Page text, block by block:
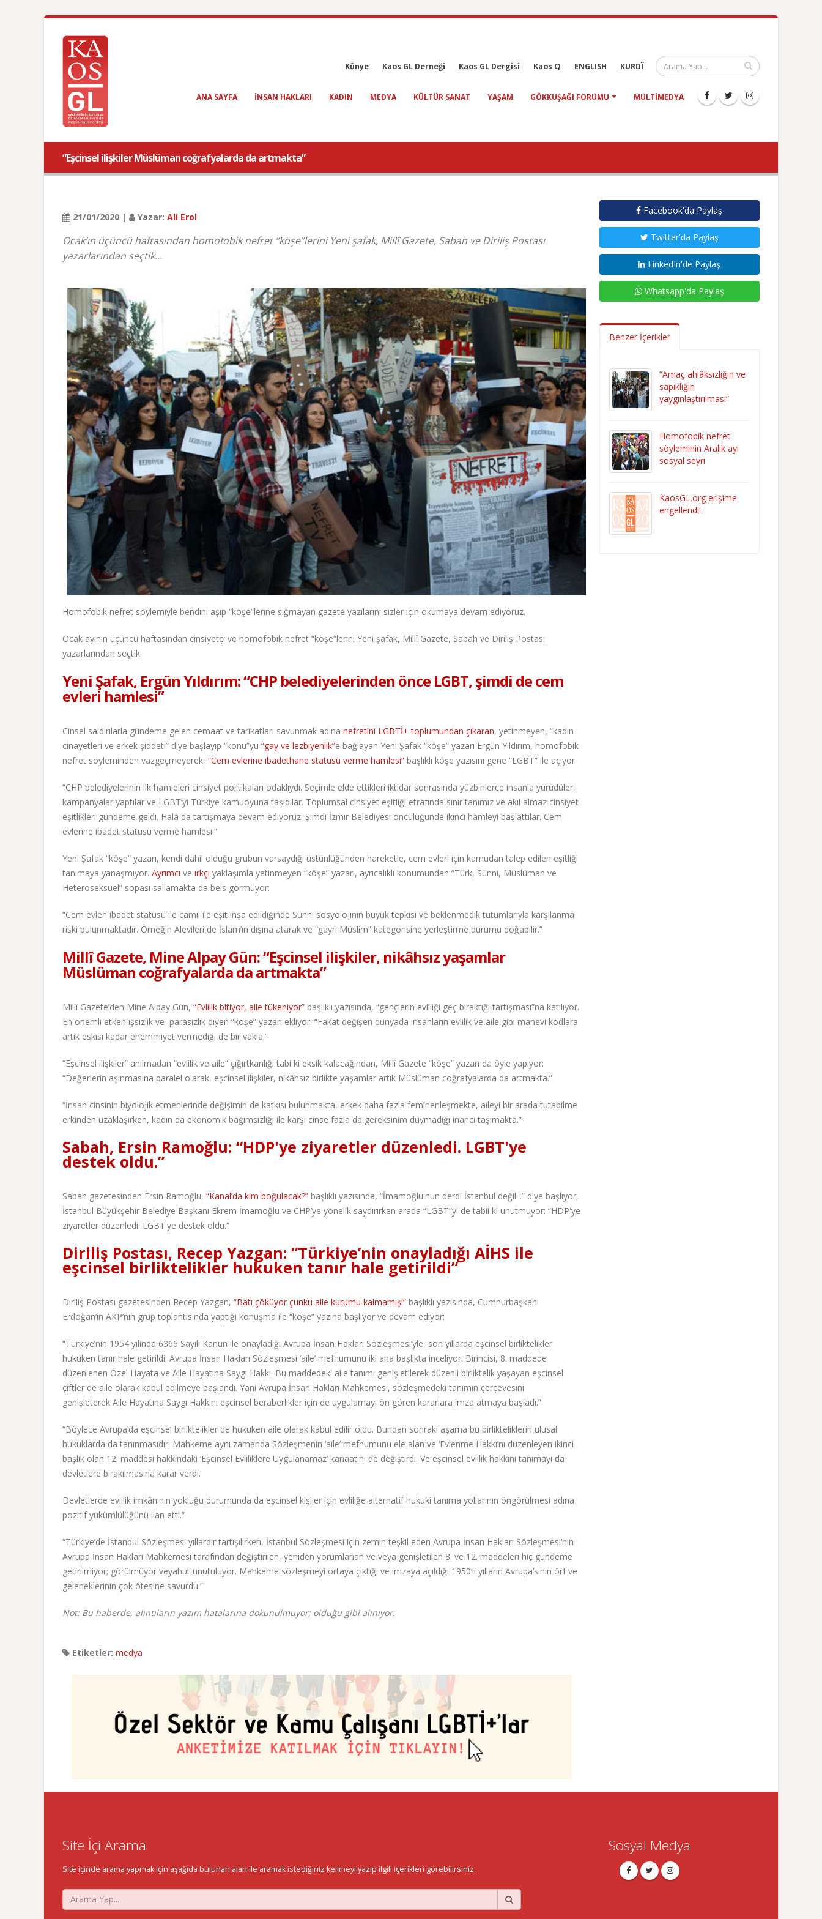
Künye Kaos GL Derneği Kaos GL Dergisi Kaos Q ENGLISH KURDÎ
ANA SAYFA INSAN HAKLARI KADIN MEDYA KÜLTÜR SANAT YAŞAM GÖKKUŞAĞI FORUMU MULTIMEDYA
“Eşcinsel ilişkiler Müslüman coğrafyalarda da artmakta”
21/01/2020 | Yazar: Ali Erol
Ocak’ın üçüncü haftasından homofobik nefret “köşe”lerini Yeni şafak, Millî Gazete, Sabah ve Diriliş Postası
yazarlarından seçtik…
Homofobik nefret söylemiyle bendini aşıp “köşe”lerine sığmayan gazete yazılarını sizler için okumaya devam ediyoruz.
Ocak ayının üçüncü haftasından cinsiyetçi ve homofobik nefret “köşe”lerini Yeni şafak, Millî Gazete, Sabah ve Diriliş Postası
yazarlarından seçtik.
Yeni Şafak, Ergün Yıldırım: “CHP belediyelerinden önce LGBT, şimdi de cem
evleri hamlesi”
Cinsel saldırılarla gündeme gelen cemaat ve tarikatları savunmak adına nefretini LGBTİ+ toplumundan çıkaran, yetinmeyen, “kadın
cinayetleri ve erkek şiddeti” diye başlayıp “konu”yu “gay ve lezbiyenlik”e bağlayan Yeni Şafak “köşe” yazarı Ergün Yıldırım, homofobik
nefret söyleminden vazgeçmeyerek, “Cem evlerine ibadethane statüsü verme hamlesi” başlıklı köşe yazısını gene “LGBT” ile açıyor:
“CHP belediyelerinin ilk hamleleri cinsiyet politikaları odaklıydı. Seçimle elde ettikleri iktidar sonrasında yüzbinlerce insanla yürüdüler,
kampanyalar yaptılar ve LGBT’yi Türkiye kamuoyuna taşıdılar. Toplumsal cinsiyet eşitliği etrafında sınır tanımız ve akıl almaz cinsiyet
eşitlikleri gündeme geldi. Hala da tartışmaya devam ediyoruz. Şimdi İzmir Belediyesi öncülüğünde ikinci hamleyi başlattılar. Cem
evlerine ibadet statüsü verme hamlesi.”
Yeni Şafak “köşe” yazarı, kendi dahil olduğu grubun varsaydığı üstünlüğünden hareketle, cem evleri için kamudan talep edilen eşitliği
tanımaya yanaşmıyor. Ayrımcı ve ırkçı yaklaşımla yetinmeyen “köşe” yazarı, ayrıcalıklı konumundan “Türk, Sünni, Müslüman ve
Heteroseksüel” sopası sallamakta da beis görmüyor:
“Cem evleri ibadet statüsü ile camii ile eşit inşa edildiğinde Sünni sosyolojinin büyük tepkisi ve beklenmedik tutumlarıyla karşılanma
riski bulunmaktadır. Örneğin Alevileri de İslam’ın dışına atarak ve “gayri Müslim” kategorisine yerleştirme durumu doğabilir.”
Millî Gazete, Mine Alpay Gün: “Eşcinsel ilişkiler, nikâhsız yaşamlar
Müslüman coğrafyalarda da artmakta”
Millî Gazete’den Mine Alpay Gün, “Evlilik bitiyor, aile tükeniyor” başlıklı yazısında, “gençlerin evliliği geç bıraktığı tartışması”na katılıyor.
En önemli etken işsizlik ve parasızlık diyen “köşe” yazarı ekliyor: “Fakat değişen dünyada insanların evlilik ve aile gibi manevi kodlara
artık eskisi kadar ehemmiyet vermediği de bir vakıa.”
“Eşcinsel ilişkiler” anılmadan “evlilik ve aile” çığırtkanlığı tabi ki eksik kalacağından, Millî Gazete “köşe” yazarı da öyle yapıyor:
“Değerlerin aşınmasına paralel olarak, eşcinsel ilişkiler, nikâhsız birlikte yaşamlar artık Müslüman coğrafyalarda da artmakta.”
“İnsan cinsinin biyolojik etmenlerinde değişimin de katkısı bulunmakta, erkek daha fazla feminenleşmekte, aileyi bir arada tutabilme
erkinden uzaklaşırken, kadın da ekonomik bağımsızlığı ile karşı cinse fazla da gereksinim duymadığı inancı taşımakta.”
Sabah, Ersin Ramoğlu: “HDP'ye ziyaretler düzenledi. LGBT'ye
destek oldu.”
Sabah gazetesinden Ersin Ramoğlu, “Kanal’da kim boğulacak?” başlıklı yazısında, “İmamoğlu'nun derdi İstanbul değil...” diye başlıyor,
İstanbul Büyükşehir Belediye Başkanı Ekrem İmamoğlu ve CHP’ye yönelik saydırırken arada “LGBT”yi de tabii ki unutmuyor: “HDP'ye
ziyaretler düzenledi. LGBT'ye destek oldu.”
Diriliş Postası, Recep Yazgan: “Türkiye’nin onayladığı AİHS ile
eşcinsel birliktelikler hukuken tanır hale getirildi”
Diriliş Postası gazetesinden Recep Yazgan, “Batı çöküyor çünkü aile kurumu kalmamış!” başlıklı yazısında, Cumhurbaşkanı
Erdoğan’ın AKP’nin grup toplantısında yaptığı konuşma ile “köşe” yazına başlıyor ve devam ediyor:
“Türkiye’nin 1954 yılında 6366 Sayılı Kanun ile onayladığı Avrupa İnsan Hakları Sözleşmesi’yle, son yıllarda eşcinsel birliktelikler
hukuken tanır hale getirildi. Avrupa İnsan Hakları Sözleşmesi ‘aile’ mefhumunu iki ana başlıkta inceliyor. Birincisi, 8. maddede
düzenlenen Özel Hayata ve Aile Hayatına Saygı Hakkı. Bu maddedeki aile tanımı genişletilerek düzenli birliktelik yaşayan eşcinsel
çiftler de aile olarak kabul edilmeye başlandı. Yani Avrupa İnsan Hakları Mahkemesi, sözleşmedeki tanımın çerçevesini
genişleterek Aile Hayatına Saygı Hakkını eşcinsel beraberlikler için de uygulamayı ön gören kararlara imza atmaya başladı.”
“Böylece Avrupa’da eşcinsel birliktelikler de hukuken aile olarak kabul edilir oldu. Bundan sonraki aşama bu birlikteliklerin ulusal
hukuklarda da tanınmasıdır. Mahkeme aynı zamanda Sözleşmenin ‘aile’ mefhumunu ele alan ve ‘Evlenme Hakkı’nı düzenleyen ikinci
başlık olan 12. maddesi hakkındaki ‘Eşcinsel Evliliklere Uygulanamaz’ kanaatini de değiştirdi. Ve eşcinsel evlilik hakkını tanımayı da
devletlere bırakılmasına karar verdi.
Devletlerde evlilik imkânının yokluğu durumunda da eşcinsel kişiler için evliliğe alternatif hukuki tanıma yollarının öngörülmesi adına
pozitif yükümlülüğünü ilan etti.”
“Türkiye’de İstanbul Sözleşmesi yıllardır tartışılırken, İstanbul Sözleşmesi için zemin teşkil eden Avrupa İnsan Hakları Sözleşmesi’nin
Avrupa İnsan Hakları Mahkemesi tarafından değiştirilen, yeniden yorumlanan ve veya genişletilen 8. ve 12. maddeleri hiç gündeme
getirilmiyor; görülmüyor veyahut unutuluyor. Mahkeme sözleşmeyi ortaya çıktığı ve imzaya açıldığı 1950’li yılların Avrupa’sının örf ve
geleneklerinin çok ötesine savurdu.”
Not: Bu haberde, alıntıların yazım hatalarına dokunulmuyor; olduğu gibi alınıyor.
Etiketler: medya
Facebook'da Paylaş
Twitter'da Paylaş
LinkedIn'de Paylaş
Whatsapp'da Paylaş
Benzer İçerikler
“Amaç ahlâksızlığın ve
sapıklığın
yaygınlaştırılması”
Homofobik nefret
söyleminin Aralık ayı
sosyal seyri
KaosGL.org erişime
engellendi!
Site İçi Arama
Site içinde arama yapmak için aşağıda bulunan alan ile aramak istediğiniz kelimeyi yazıp ilgili içerikleri görebilirsiniz.
Sosyal Medya